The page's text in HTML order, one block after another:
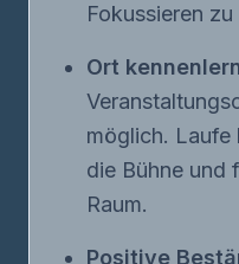
Fokussieren zu
Ort
möglich. Laufe
die Bühne und
Raum.
Positive